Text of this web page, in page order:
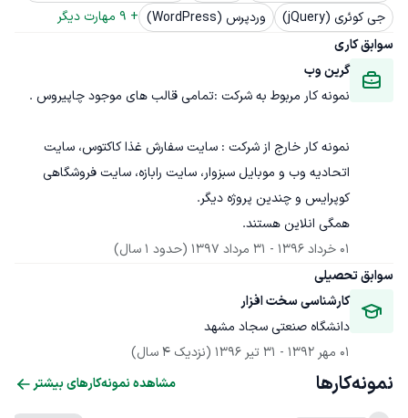
جی کوئری (jQuery)
وردپرس (WordPress) +
9 مهارت دیگر
سوابق کاری
گرین وب
نمونه کار خارج از شرکت : سایت سفارش غذا کاکتوس، سایت
اتحادیه وب و موبایل سبزوار، سایت رابازه، سایت فروشگاهی
همگی انلاین هستند.
01 خرداد 1396
- 31 مرداد 1397
(حدود 1 سال)
سوابق تحصیلی
کارشناسی سخت افزار
دانشگاه صنعتی سجاد مشهد
01 مهر 1392
- 31 تیر 1396 (نزدیک 4 سال)
نمونه‌کارها مشاهده نمونه‌کارهای بیشتر